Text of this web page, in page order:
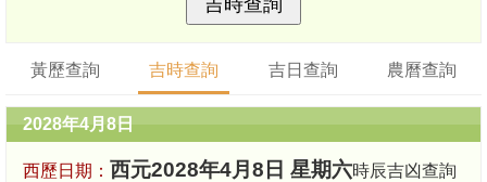
黃歷查詢 吉時查詢 吉日查詢 農曆查詢
2028年4月8日
西歷日期： 西元2028年4月8日 星期六時辰吉凶查詢